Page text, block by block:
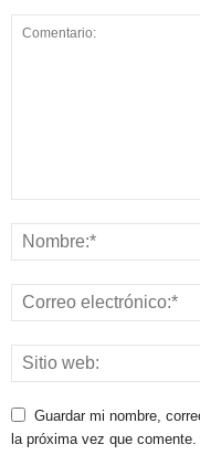
Guardar mi nombre,
la próxima vez que comente.